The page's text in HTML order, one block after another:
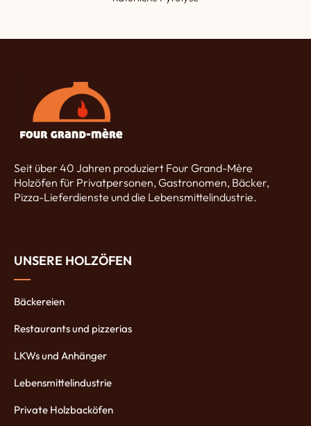
Seit über 40 Jahren produziert Four Grand-Mère
Holzöfen für Privatpersonen, Gastronomen, Bäcker,
Pizza-Lieferdienste und die Lebensmittelindustrie.
UNSERE HOLZÖFEN
Bäckereien
Restaurants und pizzerias
LKWs und Anhänger
Lebensmittelindustrie
Private Holzbacköfen